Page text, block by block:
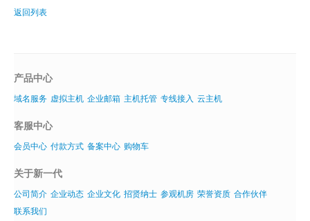
返回列表
产品中心
域名服务 虚拟主机 企业邮箱 主机托管 专线接入 云主机
客服中心
会员中心 付款方式 备案中心 购物车
关于新一代
公司简介 企业动态 企业文化 招贤纳士 参观机房 荣誉资质 合作伙伴
联系我们